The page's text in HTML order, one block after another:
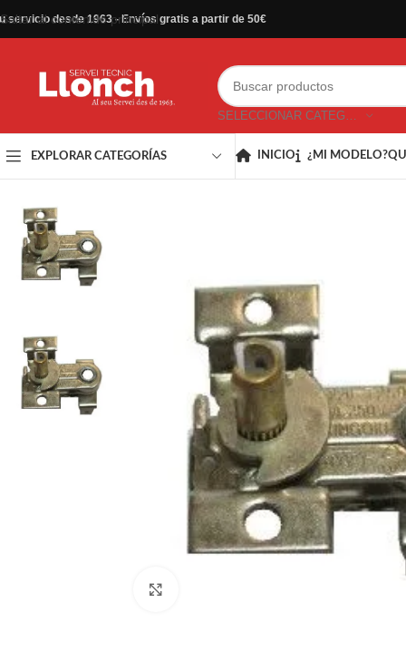
Saltar al contenido principal
servicio desde 1963 - Envíos gratis a partir de 50€
EXPLORAR CATEGORÍAS INICIO ¿MI MODELO?